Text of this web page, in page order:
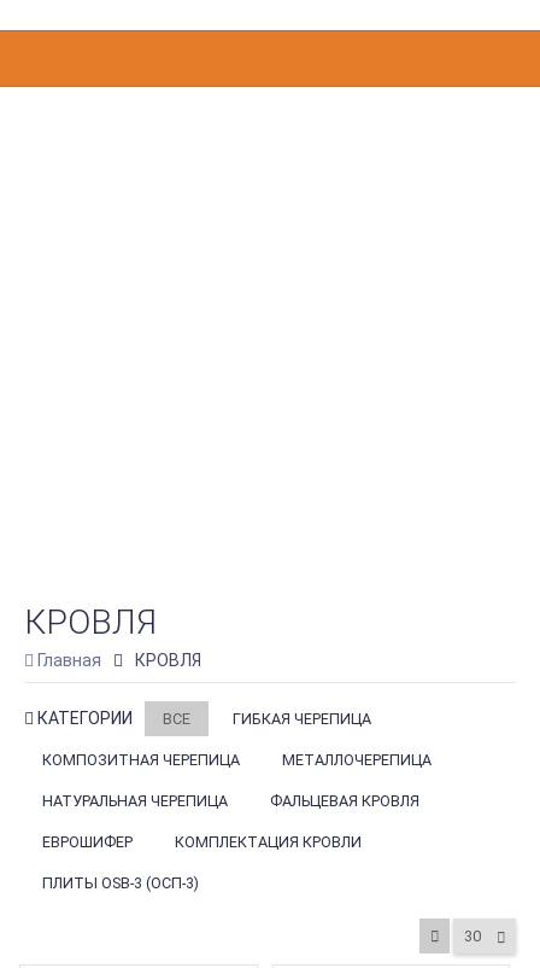
КРОВЛЯ
Главная КРОВЛЯ
КАТЕГОРИИ ВСЕ ГИБКАЯ ЧЕРЕПИЦА
КОМПОЗИТНАЯ ЧЕРЕПИЦА МЕТАЛЛОЧЕРЕПИЦА
НАТУРАЛЬНАЯ ЧЕРЕПИЦА ФАЛЬЦЕВАЯ КРОВЛЯ
ЕВРОШИФЕР КОМПЛЕКТАЦИЯ КРОВЛИ
ПЛИТЫ OSB-3 (ОСП-3)
30